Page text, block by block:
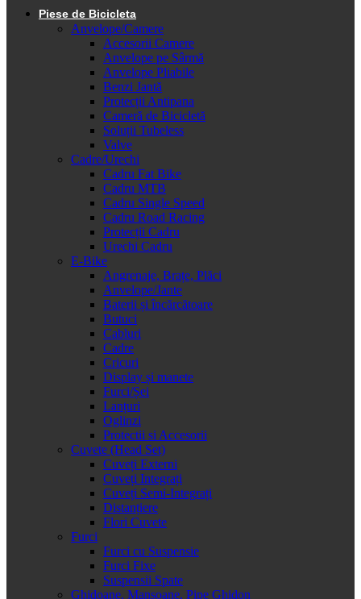
Piese de Bicicleta
Anvelope/Camere
Accesorii Camere
Anvelope pe Sârmă
Anvelope Pliabile
Benzi Jantă
Protecții Antipana
Cameră de Bicicletă
Soluții Tubeless
Valve
Cadre/Urechi
Cadru Fat Bike
Cadru MTB
Cadru Single Speed
Cadru Road Racing
Protecții Cadru
Urechi Cadru
E-Bike
Angrenaje, Brațe, Plăci
Anvelope/Jante
Baterii și încărcătoare
Butuci
Cabluri
Cadre
Cricuri
Display și manete
Furci/Șei
Lanțuri
Oglinzi
Protectii si Accesorii
Cuvete (Head Set)
Cuveți Externi
Cuveți Integrați
Cuveți Semi-Integrați
Distanțiere
Flori Cuvete
Furci
Furci cu Suspensie
Furci Fixe
Suspensii Spate
Ghidoane, Mansoane, Pipe Ghidon